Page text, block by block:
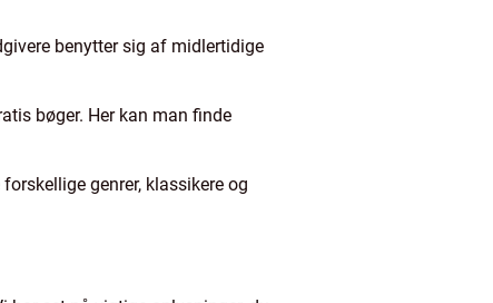
benytter sig af midlertidige
bøger. Her kan man finde
genrer, klassikere og